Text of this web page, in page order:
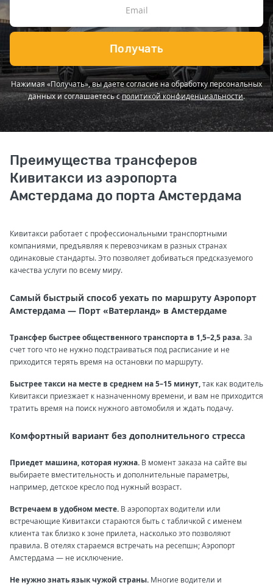
Получать
Нажимая «Получать», вы даете согласие на обработку персональных
данных и соглашаетесь сполитикой конфиденциальности.
Преимущества трансферов
Кивитакси из аэропорта
Амстердама до порта Амстердама
Кивитакси работает с профессиональными транспортными
компаниями, предъявляя к перевозчикам в разных странах
одинаковые стандарты. Это позволяет добиваться предсказуемого
качества услуги по всему миру.
Самый быстрый способ уехать по маршруту Аэропорт
Амстердама — Порт «Ватерланд» в Амстердаме
Трансфер быстрее общественного транспорта в 1,5–2,5 раза.За
счет того что не нужно подстраиваться под расписание и не
приходится терять время на остановки по маршруту.
Быстрее такси на месте в среднем на 5–15 минут,так как водитель
Кивитакси приезжает к назначенному времени, и вам не приходится
тратить время на поиск нужного автомобиля и ждать подачу.
Комфортный вариант без дополнительного стресса
Приедет машина, которая нужна. В момент заказа на сайте вы
выбираете вместительность и дополнительные параметры,
например, детское кресло под нужный возраст.
Встречаем в удобном месте. В аэропортах водители или
встречающие Кивитакси стараются быть с табличкой с именем
клиента так близко к зоне прилета, насколько это позволяют
правила. В отелях стараемся встречать на ресепшн; Аэропорт
Амстердама — не исключение.
Не нужно знать язык чужой страны. Многие водители и